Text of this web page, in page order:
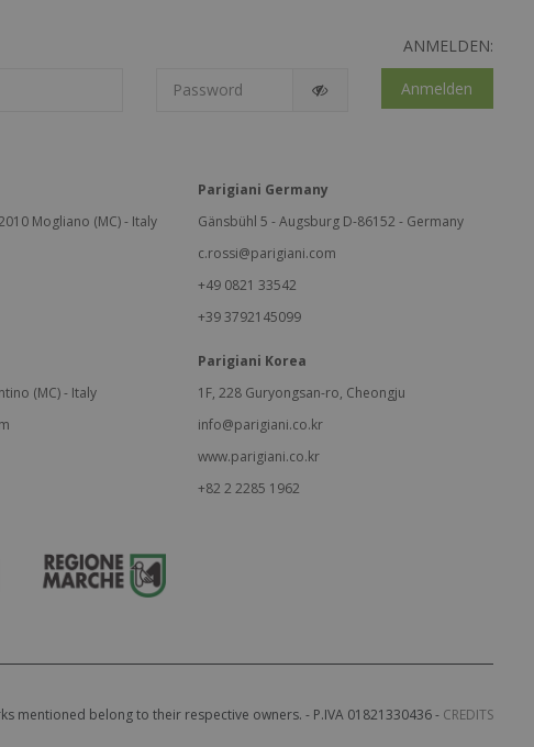
ANMELDEN:
Anmelden
Mogliano (MC) - Italy
Parigiani Germany
Gänsbühl 5 - Augsburg D-86152 - Germany
c.rossi@parigiani.com
+49 0821 33542
+39 3792145099
(MC) - Italy
Parigiani Korea
1F, 228 Guryongsan-ro, Cheongju
info@parigiani.co.kr
www.parigiani.co.kr
+82 2 2285 1962
mentioned belong to their respective owners. - P.IVA 01821330436 - CREDITS